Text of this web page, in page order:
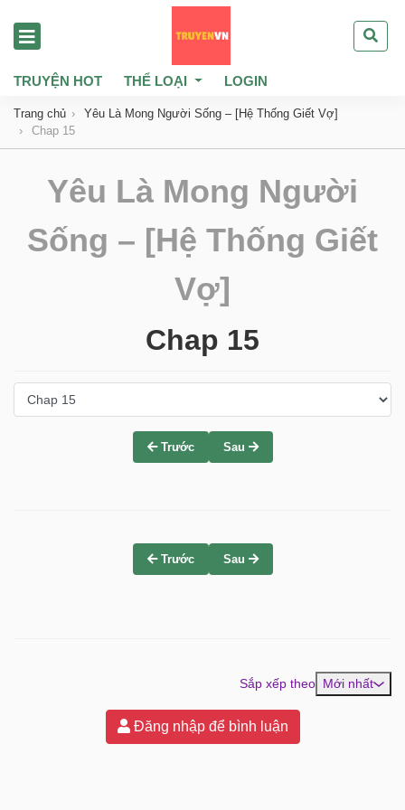
TRUYỆN HOT THỂ LOẠI LOGIN
Trang chủ
Yêu Là Mong Người Sống – [Hệ Thống Giết Vợ]
Chap 15
Yêu Là Mong Người
Sống – [Hệ Thống Giết
Vợ]
Chap 15
Trước Sau
Trước Sau
Sắp xếp theo Mới nhất
Đăng nhập để bình luận